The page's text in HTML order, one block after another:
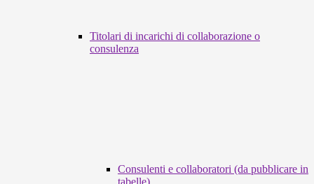
Titolari di incarichi di collaborazione o
consulenza
Consulenti e collaboratori (da pubblicare in